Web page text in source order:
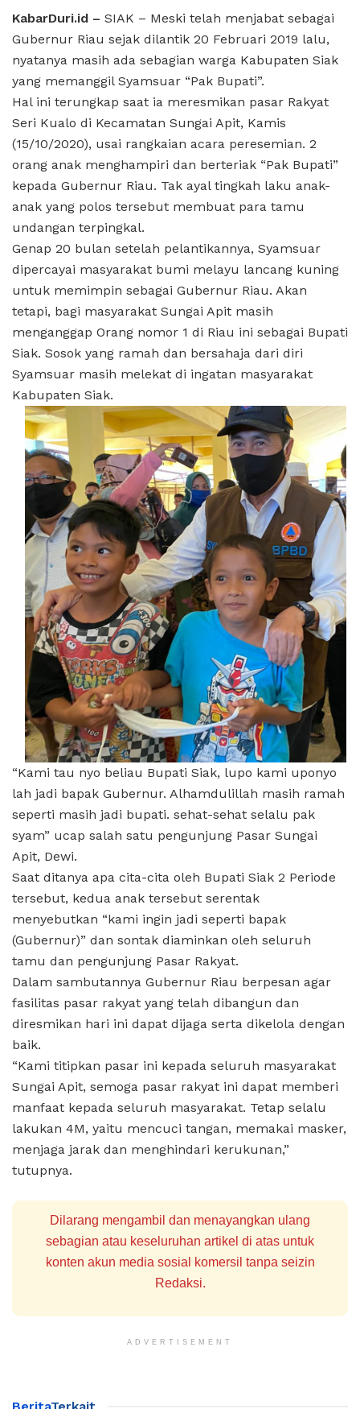
KabarDuri.id – SIAK – Meski telah menjabat sebagai
Gubernur Riau sejak dilantik 20 Februari 2019 lalu,
nyatanya masih ada sebagian warga Kabupaten Siak
yang memanggil Syamsuar “Pak Bupati”.
Hal ini terungkap saat ia meresmikan pasar Rakyat
Seri Kualo di Kecamatan Sungai Apit, Kamis
(15/10/2020), usai rangkaian acara peresemian. 2
orang anak menghampiri dan berteriak “Pak Bupati”
kepada Gubernur Riau. Tak ayal tingkah laku anak-
anak yang polos tersebut membuat para tamu
undangan terpingkal.
Genap 20 bulan setelah pelantikannya, Syamsuar
dipercayai masyarakat bumi melayu lancang kuning
untuk memimpin sebagai Gubernur Riau. Akan
tetapi, bagi masyarakat Sungai Apit masih
menganggap Orang nomor 1 di Riau ini sebagai Bupati
Siak. Sosok yang ramah dan bersahaja dari diri
Syamsuar masih melekat di ingatan masyarakat
Kabupaten Siak.
“Kami tau nyo beliau Bupati Siak, lupo kami uponyo
lah jadi bapak Gubernur. Alhamdulillah masih ramah
seperti masih jadi bupati. sehat-sehat selalu pak
syam” ucap salah satu pengunjung Pasar Sungai
Apit, Dewi.
Saat ditanya apa cita-cita oleh Bupati Siak 2 Periode
tersebut, kedua anak tersebut serentak
menyebutkan “kami ingin jadi seperti bapak
(Gubernur)” dan sontak diaminkan oleh seluruh
tamu dan pengunjung Pasar Rakyat.
Dalam sambutannya Gubernur Riau berpesan agar
fasilitas pasar rakyat yang telah dibangun dan
diresmikan hari ini dapat dijaga serta dikelola dengan
baik.
“Kami titipkan pasar ini kepada seluruh masyarakat
Sungai Apit, semoga pasar rakyat ini dapat memberi
manfaat kepada seluruh masyarakat. Tetap selalu
lakukan 4M, yaitu mencuci tangan, memakai masker,
menjaga jarak dan menghindari kerukunan,”
tutupnya.
Dilarang mengambil dan menayangkan ulang
sebagian atau keseluruhan artikel di atas untuk
konten akun media sosial komersil tanpa seizin
Redaksi.
ADVERTISEMENT